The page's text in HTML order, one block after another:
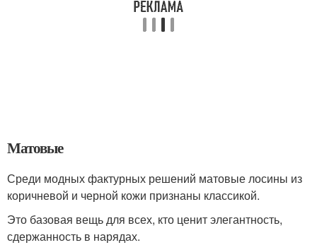
Матовые
Среди модных фактурных решений матовые лосины из
коричневой и черной кожи признаны классикой.
Это базовая вещь для всех, кто ценит элегантность,
сдержанность в нарядах.